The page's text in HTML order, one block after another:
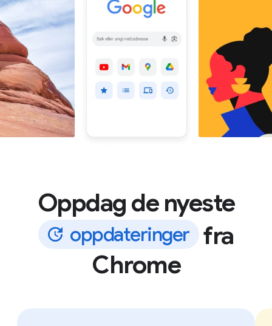
Oppdag de nyeste
oppdateringer fra
Chrome